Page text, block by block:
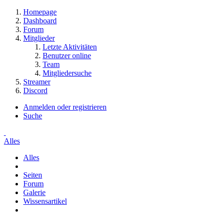
Homepage
Dashboard
Forum
Mitglieder
Letzte Aktivitäten
Benutzer online
Team
Mitgliedersuche
Streamer
Discord
Anmelden oder registrieren
Suche
Alles
Alles
Seiten
Forum
Galerie
Wissensartikel